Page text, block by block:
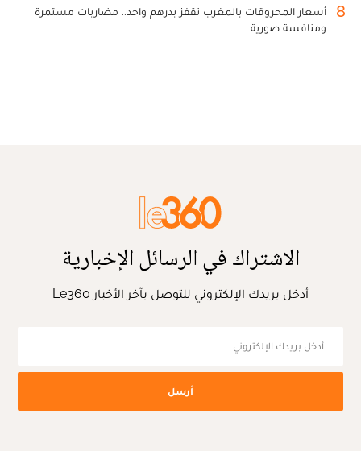
8
أسعار المحروقات بالمغرب تقفز بدرهم واحد.. مضاربات مستمرة
ومنافسة صورية
الاشتراك في الرسائل الإخبارية
أدخل بريدك الإلكتروني للتوصل بآخر الأخبار Le360
أرسل